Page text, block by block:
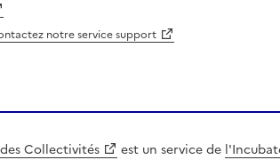
notre service support
Collectivités est un service de